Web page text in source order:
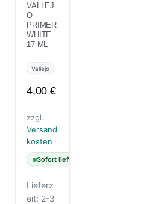
VALLEJ
O
PRIMER
WHITE
17 ML
Vallejo
4,00€
zzgl.
Versand
kosten
Sofort lieferbar
Lieferz
eit: 2-3